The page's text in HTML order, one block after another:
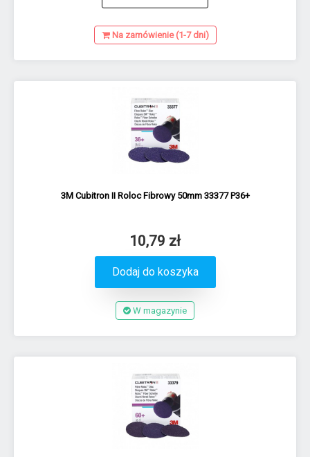
Na zamówienie (1-7 dni)
3M Cubitron II Roloc Fibrowy 50mm 33377 P36+
10,79 zł
Dodaj do koszyka
W magazynie